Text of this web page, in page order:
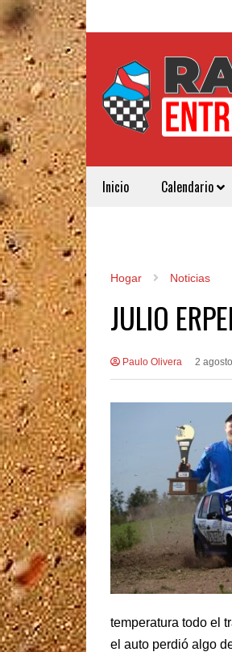
Inicio Calendario
Hogar Noticias
JULIO
Paulo Olivera 2
temperatura todo el
el auto perdió algo